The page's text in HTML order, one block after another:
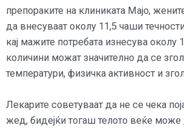
препораките на клиниката Мајо,
да внесуваат околу 11,5 чаши
кај мажите потребата изнесува околу
количини можат значително да се
температури, физичка активност и
Лекарите советуваат да не се чека
жед, бидејќи тогаш телото веќе